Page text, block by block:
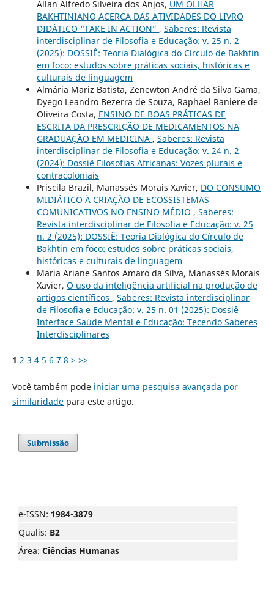
Allan Alfredo Silveira dos Anjos, UM OLHAR
BAKHTINIANO ACERCA DAS ATIVIDADES DO LIVRO
DIDÁTICO “TAKE IN ACTION” , Saberes: Revista
interdisciplinar de Filosofia e Educação: v. 25 n. 2
(2025): DOSSIÊ: Teoria Dialógica do Círculo de Bakhtin
em foco: estudos sobre práticas sociais, históricas e
culturais de linguagem
Almária Mariz Batista, Zenewton André da Silva Gama,
Dyego Leandro Bezerra de Souza, Raphael Raniere de
Oliveira Costa, ENSINO DE BOAS PRÁTICAS DE
ESCRITA DA PRESCRIÇÃO DE MEDICAMENTOS NA
GRADUAÇÃO EM MEDICINA , Saberes: Revista
interdisciplinar de Filosofia e Educação: v. 24 n. 2
(2024): Dossiê Filosofias Africanas: Vozes plurais e
contracoloniais
Priscila Brazil, Manassés Morais Xavier, DO CONSUMO
MIDIÁTICO À CRIAÇÃO DE ECOSSISTEMAS
COMUNICATIVOS NO ENSINO MÉDIO , Saberes:
Revista interdisciplinar de Filosofia e Educação: v. 25
n. 2 (2025): DOSSIÊ: Teoria Dialógica do Círculo de
Bakhtin em foco: estudos sobre práticas sociais,
históricas e culturais de linguagem
Maria Ariane Santos Amaro da Silva, Manassés Morais
Xavier, O uso da inteligência artificial na produção de
artigos científicos , Saberes: Revista interdisciplinar
de Filosofia e Educação: v. 25 n. 01 (2025): Dossiê
Interface Saúde Mental e Educação: Tecendo Saberes
Interdisciplinares
1 2 3 4 5 6 7 8 > >>
Você também pode iniciar uma pesquisa avançada por
similaridadepara este artigo.
Submissão
e-ISSN: 1984-3879
Qualis: B2
Área: Ciências Humanas